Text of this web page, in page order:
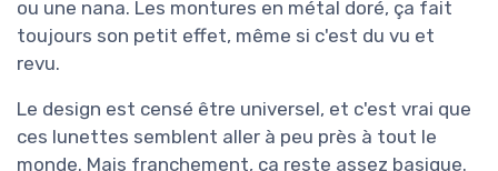
ou une nana. Les montures en métal doré, ça fait
toujours son petit effet, même si c'est du vu et
revu.
Le design est censé être universel, et c'est vrai que
ces lunettes semblent aller à peu près à tout le
monde. Mais franchement, ça reste assez basique.